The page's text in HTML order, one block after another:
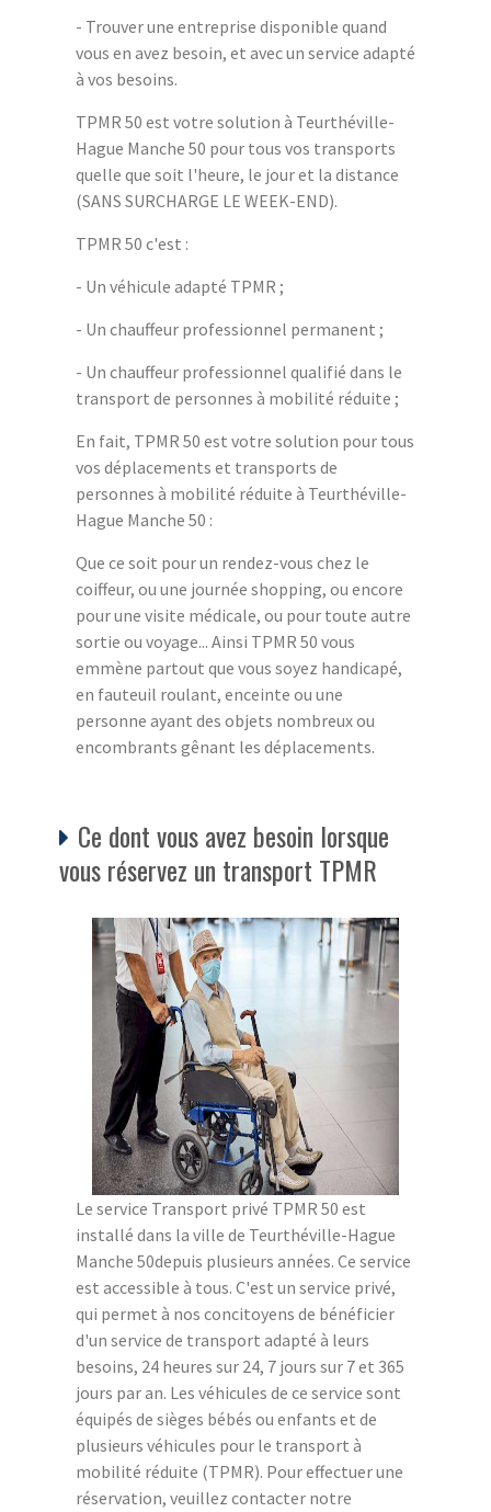
- Trouver une entreprise disponible quand
vous en avez besoin, et avec un service adapté
à vos besoins.
TPMR 50 est votre solution à Teurthéville-
Hague Manche 50 pour tous vos transports
quelle que soit l'heure, le jour et la distance
(SANS SURCHARGE LE WEEK-END).
TPMR 50 c'est :
- Un véhicule adapté TPMR ;
- Un chauffeur professionnel permanent ;
- Un chauffeur professionnel qualifié dans le
transport de personnes à mobilité réduite ;
En fait, TPMR 50 est votre solution pour tous
vos déplacements et transports de
personnes à mobilité réduite à Teurthéville-
Hague Manche 50 :
Que ce soit pour un rendez-vous chez le
coiffeur, ou une journée shopping, ou encore
pour une visite médicale, ou pour toute autre
sortie ou voyage... Ainsi TPMR 50 vous
emmène partout que vous soyez handicapé,
en fauteuil roulant, enceinte ou une
personne ayant des objets nombreux ou
encombrants gênant les déplacements.
Ce dont vous avez besoin lorsque
vous réservez un transport TPMR
Le service Transport privé TPMR 50 est
installé dans la ville de Teurthéville-Hague
Manche 50depuis plusieurs années. Ce service
est accessible à tous. C'est un service privé,
qui permet à nos concitoyens de bénéficier
d'un service de transport adapté à leurs
besoins, 24 heures sur 24, 7 jours sur 7 et 365
jours par an. Les véhicules de ce service sont
équipés de sièges bébés ou enfants et de
plusieurs véhicules pour le transport à
mobilité réduite (TPMR). Pour effectuer une
réservation, veuillez contacter notre